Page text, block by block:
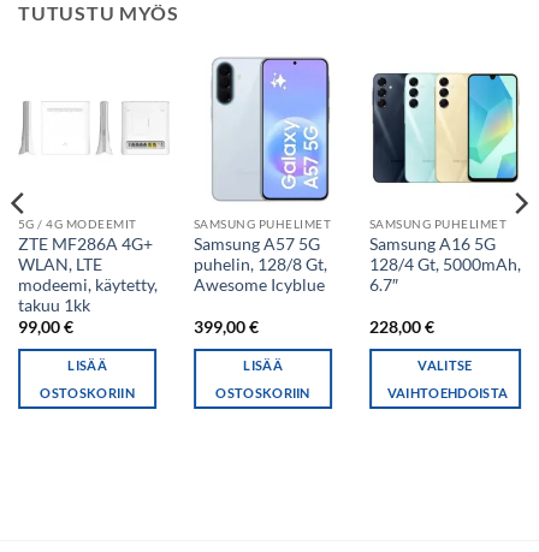
TUTUSTU MYÖS
5G / 4G MODEEMIT
ZTE MF286A 4G+
WLAN, LTE
modeemi, käytetty,
takuu 1kk
99,00€
LISÄÄ
OSTOSKORIIN
SAMSUNG PUHELIMET
Samsung A57 5G
puhelin, 128/8 Gt,
Awesome Icyblue
399,00€
LISÄÄ
OSTOSKORIIN
SAMSUNG PUHELIMET
Samsung A16 5G
128/4 Gt, 5000mAh,
6.7″
228,00€
VALITSE
VAIHTOEHDOISTA